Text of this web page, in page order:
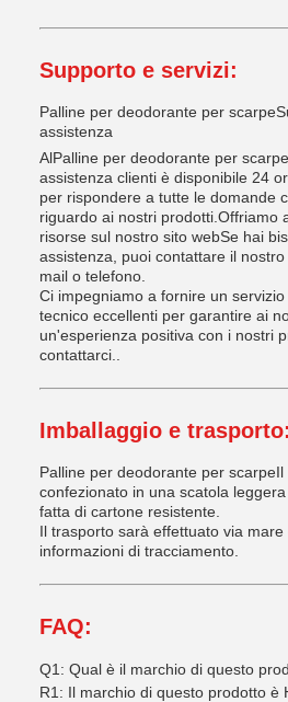
Supporto e servizi:
Palline per deodorante per scarpe
assistenza
AlPalline per deodorante per scarpe
assistenza clienti è disponibile 24
per rispondere a tutte le domande
riguardo ai nostri prodotti.Offriamo
risorse sul nostro sito webSe hai
assistenza, puoi contattare il
mail o telefono.
Ci impegniamo a fornire un
tecnico eccellenti per garantire ai
un'esperienza positiva con i nostri
contattarci..
Imballaggio e trasporto:
Palline per deodorante per scarpeIl
confezionato in una scatola
fatta di cartone resistente.
Il trasporto sarà effettuato via
informazioni di tracciamento.
FAQ:
Q1: Qual è il marchio di questo
R1: Il marchio di questo prodotto è